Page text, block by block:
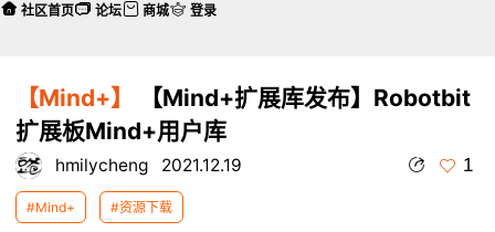
【Mind+】
【Mind+扩展库发布】Robotbit
扩展板Mind+用户库
hmilycheng 2021.12.19 1
#Mind+ #资源下载
社区首页 论坛 商城 登录